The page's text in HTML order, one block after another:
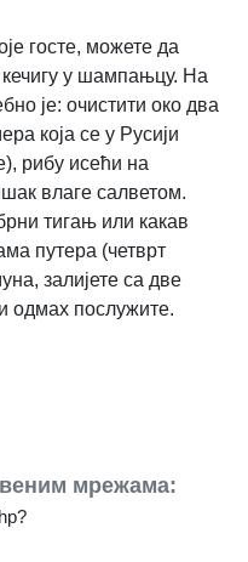
госте, можете да
кечигу у шампањцу. На
је: очистити око два
која се у Русији
рибу исећи на
влаге салветом.
тигањ или какав
путера (четврт
залијете са две
одмах послужите.
мрежама: